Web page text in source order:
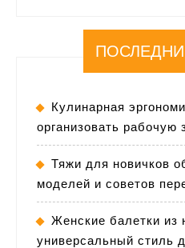
Кулинарная
организовать рабочую
Тяжи для новичков
моделей и советов
Женские балетки из
универсальный стиль